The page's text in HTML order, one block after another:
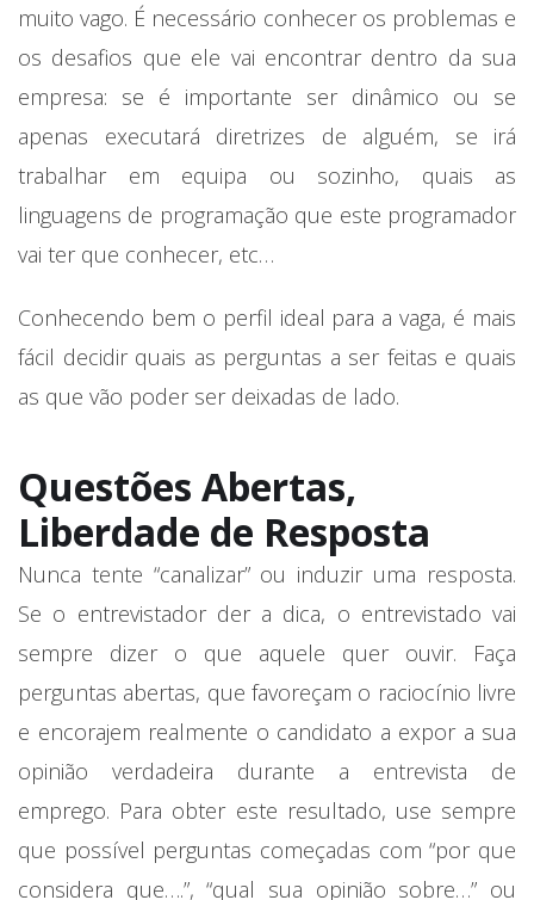
muito vago. É necessário conhecer os problemas e
os desafios que ele vai encontrar dentro da sua
empresa: se é importante ser dinâmico ou se
apenas executará diretrizes de alguém, se irá
trabalhar em equipa ou sozinho, quais as
linguagens de programação que este programador
vai ter que conhecer, etc…
Conhecendo bem o perfil ideal para a vaga, é mais
fácil decidir quais as perguntas a ser feitas e quais
as que vão poder ser deixadas de lado.
Questões Abertas,
Liberdade de Resposta
Nunca tente “canalizar” ou induzir uma resposta.
Se o entrevistador der a dica, o entrevistado vai
sempre dizer o que aquele quer ouvir. Faça
perguntas abertas, que favoreçam o raciocínio livre
e encorajem realmente o candidato a expor a sua
opinião verdadeira durante a entrevista de
emprego. Para obter este resultado, use sempre
que possível perguntas começadas com “por que
considera que….”, “qual sua opinião sobre…” ou